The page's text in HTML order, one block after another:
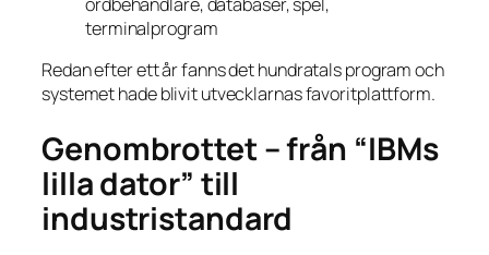
terminalprogram
Redan efter ett år fanns det hundratals program och
systemet hade blivit utvecklarnas favoritplattform.
Genombrottet – från “IBMs
lilla dator” till
industristandard